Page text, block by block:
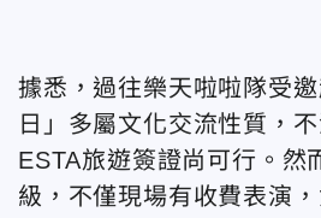
據悉，過往樂天啦啦隊受
日」多屬文化交流性質，
ESTA旅遊簽證尚可行。然
級，不僅現場有收費表演